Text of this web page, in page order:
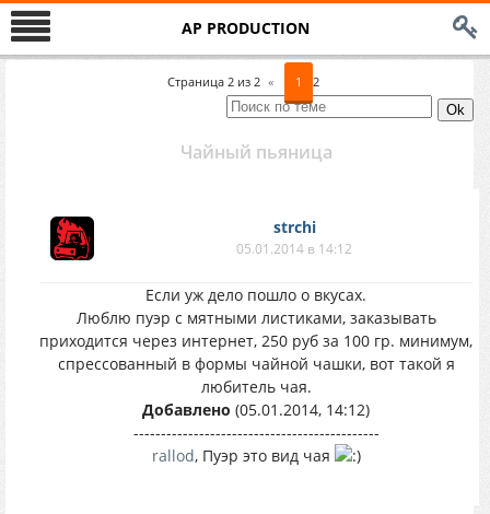
AP PRODUCTION
Страница 2 из 2 « 1 2
Чайный пьяница
strchi
05.01.2014 в 14:12
Если уж дело пошло о вкусах.
Люблю пуэр с мятными листиками, заказывать
приходится через интернет, 250 руб за 100 гр. минимум,
спрессованный в формы чайной чашки, вот такой я
любитель чая.
Добавлено (05.01.2014, 14:12)
---------------------------------------------
rallod, Пуэр это вид чая